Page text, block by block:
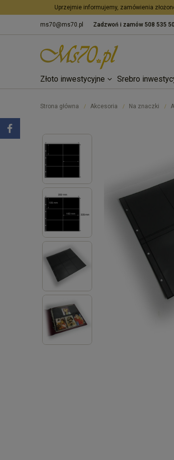
Uprzejmie informujemy, zamówienia
ms70@ms70.pl Zadzwoń i zamów 508 535
Złoto inwestycyjne Srebro
Strona główna / Akcesoria / Na znaczki /